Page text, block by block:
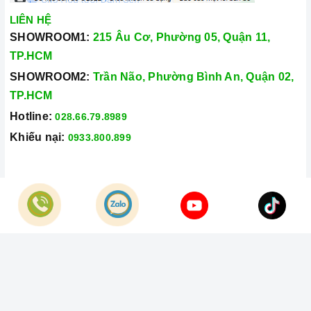
LIÊN HỆ
SHOWROOM1: 215 Âu Cơ, Phường 05, Quận 11,
TP.HCM
SHOWROOM2: Trần Não, Phường Bình An, Quận 02,
TP.HCM
Hotline: 028.66.79.8989
Khiếu nại: 0933.800.899
© Bản quyền thuộc vềCông Ty TNHH Home Best Việt Nam
Cung cấp bởi
Sapo